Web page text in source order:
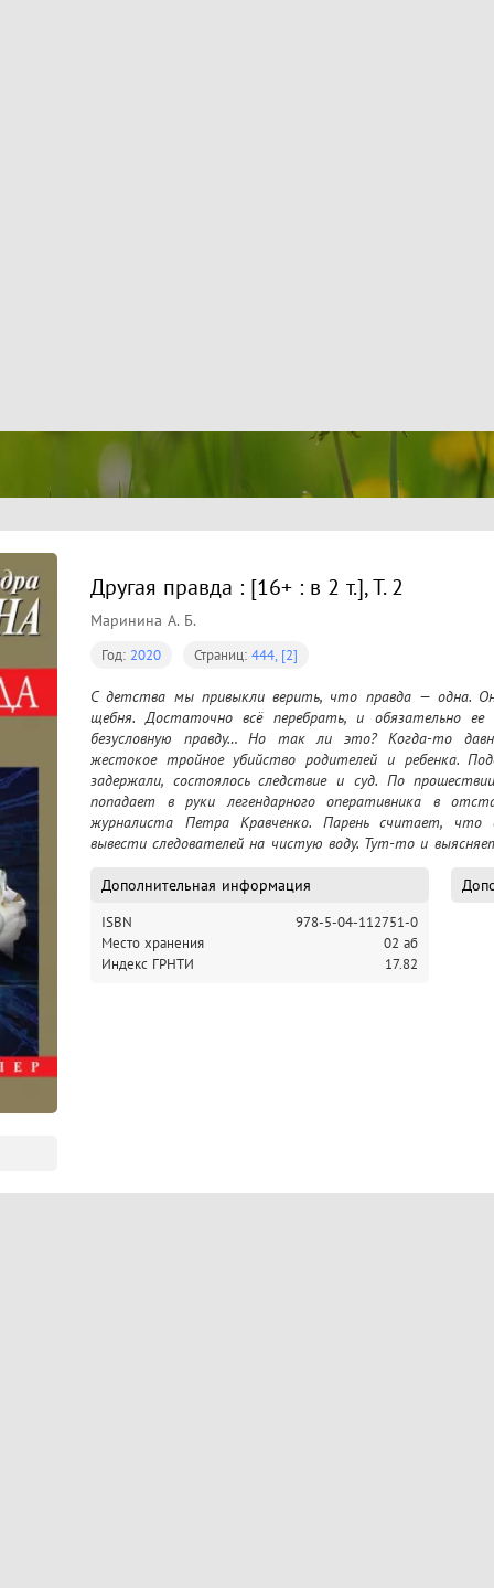
Другая правда : [16+ : в 2 т.], Т. 2
Маринина А. Б.
Год: 2020 Страниц: 444, [2]
﻿С детства мы привыкли верить, что правда — одна.
щебня. Достаточно всё перебрать, и обязательно ее
безусловную правду… Но так ли это? Когда-то
жестокое тройное убийство родителей и ребенка.
задержали, состоялось следствие и суд. По
попадает в руки легендарного оперативника в
журналиста Петра Кравченко. Парень считает, что
вывести следователей на чистую воду. Тут-то и
Дополнительная информация
ISBN
978-5-04-112751-0
Место хранения
02 аб
Индекс ГРНТИ
17.82